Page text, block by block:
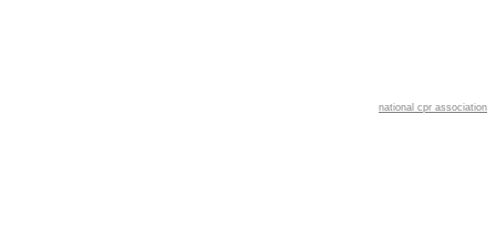
national cpr association